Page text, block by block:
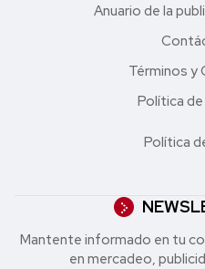
Anuario de la
Términos y
Política
Política
Mantente informado en tu
en mercadeo,